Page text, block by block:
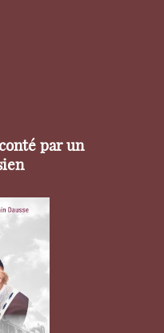
par un